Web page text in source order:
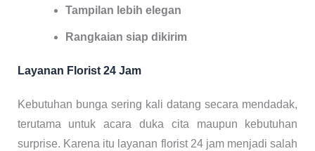
Tampilan lebih elegan
Rangkaian siap dikirim
Layanan Florist 24 Jam
Kebutuhan bunga sering kali datang secara mendadak,
terutama untuk acara duka cita maupun kebutuhan
surprise. Karena itu layanan florist 24 jam menjadi salah